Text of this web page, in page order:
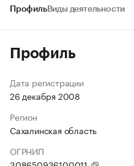
ПрофильВиды деятельности
Профиль
Дата регистрации
26 декабря 2008
Регион
Сахалинская область
ОГРНИП